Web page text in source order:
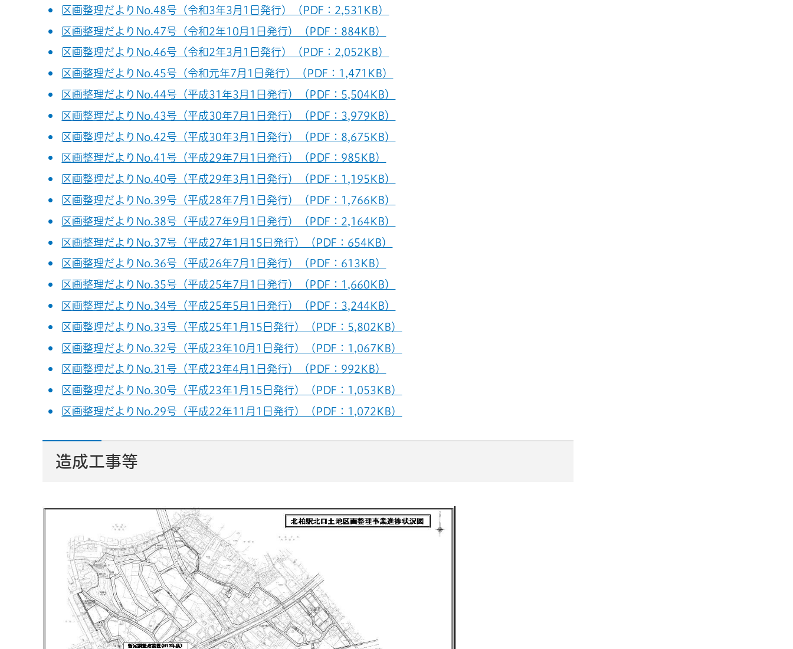
区画整理だよりNo.48号（令和3年3月1日発行）（PDF：2,531KB）
区画整理だよりNo.47号（令和2年10月1日発行）（PDF：884KB）
区画整理だよりNo.46号（令和2年3月1日発行）（PDF：2,052KB）
区画整理だよりNo.45号（令和元年7月1日発行）（PDF：1,471KB）
区画整理だよりNo.44号（平成31年3月1日発行）（PDF：5,504KB）
区画整理だよりNo.43号（平成30年7月1日発行）（PDF：3,979KB）
区画整理だよりNo.42号（平成30年3月1日発行）（PDF：8,675KB）
区画整理だよりNo.41号（平成29年7月1日発行）（PDF：985KB）
区画整理だよりNo.40号（平成29年3月1日発行）（PDF：1,195KB）
区画整理だよりNo.39号（平成28年7月1日発行）（PDF：1,766KB）
区画整理だよりNo.38号（平成27年9月1日発行）（PDF：2,164KB）
区画整理だよりNo.37号（平成27年1月15日発行）（PDF：654KB）
区画整理だよりNo.36号（平成26年7月1日発行）（PDF：613KB）
区画整理だよりNo.35号（平成25年7月1日発行）（PDF：1,660KB）
区画整理だよりNo.34号（平成25年5月1日発行）（PDF：3,244KB）
区画整理だよりNo.33号（平成25年1月15日発行）（PDF：5,802KB）
区画整理だよりNo.32号（平成23年10月1日発行）（PDF：1,067KB）
区画整理だよりNo.31号（平成23年4月1日発行）（PDF：992KB）
区画整理だよりNo.30号（平成23年1月15日発行）（PDF：1,053KB）
区画整理だよりNo.29号（平成22年11月1日発行）（PDF：1,072KB）
造成工事等